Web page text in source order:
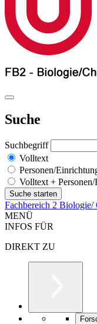
Suche
Suchbegriff
Volltext
Personen/
Volltext +
Fachbereich 2 Biologie/
MENÜ
INFOS FÜR
DIREKT ZU